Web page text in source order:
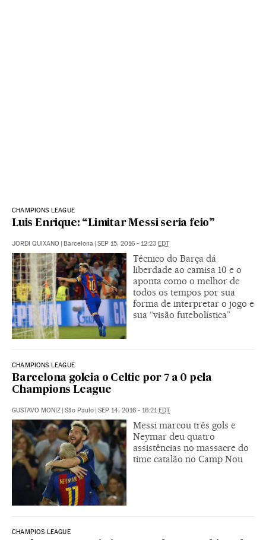
CHAMPIONS LEAGUE
Luis Enrique: “Limitar Messi seria feio”
JORDI QUIXANO Barcelona SEP 15, 2016 - 12:23 EDT
Técnico do Barça dá
liberdade ao camisa 10 e o
aponta como o melhor de
todos os tempos por sua
forma de interpretar o jogo e
sua “visão futebolística”
CHAMPIONS LEAGUE
Barcelona goleia o Celtic por 7 a 0 pela
Champions League
GUSTAVO MONIZ São Paulo SEP 14, 2016 - 16:21 EDT
Messi marcou três gols e
Neymar deu quatro
assistências no massacre do
time catalão no Camp Nou
CHAMPIOS LEAGUE